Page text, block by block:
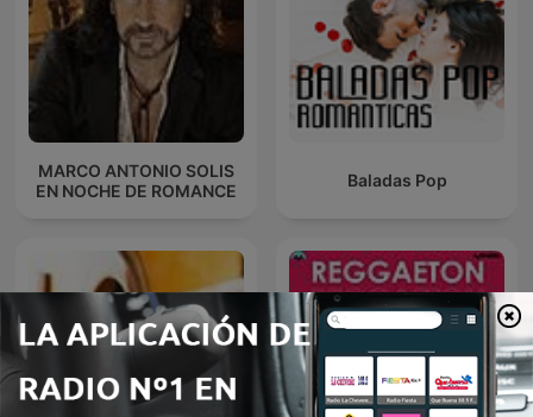
MARCO ANTONIO SOLIS
EN NOCHE DE ROMANCE
Baladas Pop